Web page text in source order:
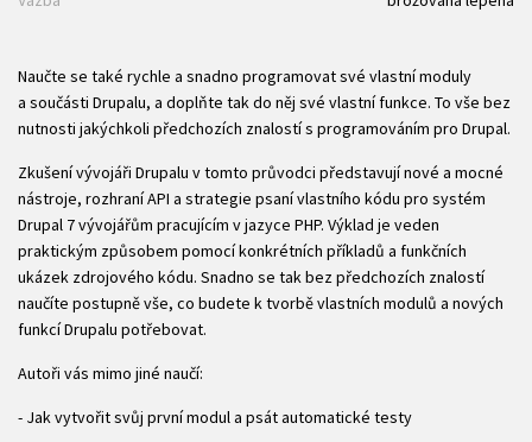
Naučte se také rychle a snadno programovat své vlastní moduly
a součásti Drupalu, a doplňte tak do něj své vlastní funkce. To vše bez
nutnosti jakýchkoli předchozích znalostí s programováním pro Drupal.
Zkušení vývojáři Drupalu v tomto průvodci představují nové a mocné
nástroje, rozhraní API a strategie psaní vlastního kódu pro systém
Drupal 7 vývojářům pracujícím v jazyce PHP. Výklad je veden
praktickým způsobem pomocí konkrétních příkladů a funkčních
ukázek zdrojového kódu. Snadno se tak bez předchozích znalostí
naučíte postupně vše, co budete k tvorbě vlastních modulů a nových
funkcí Drupalu potřebovat.
Autoři vás mimo jiné naučí:
- Jak vytvořit svůj první modul a psát automatické testy